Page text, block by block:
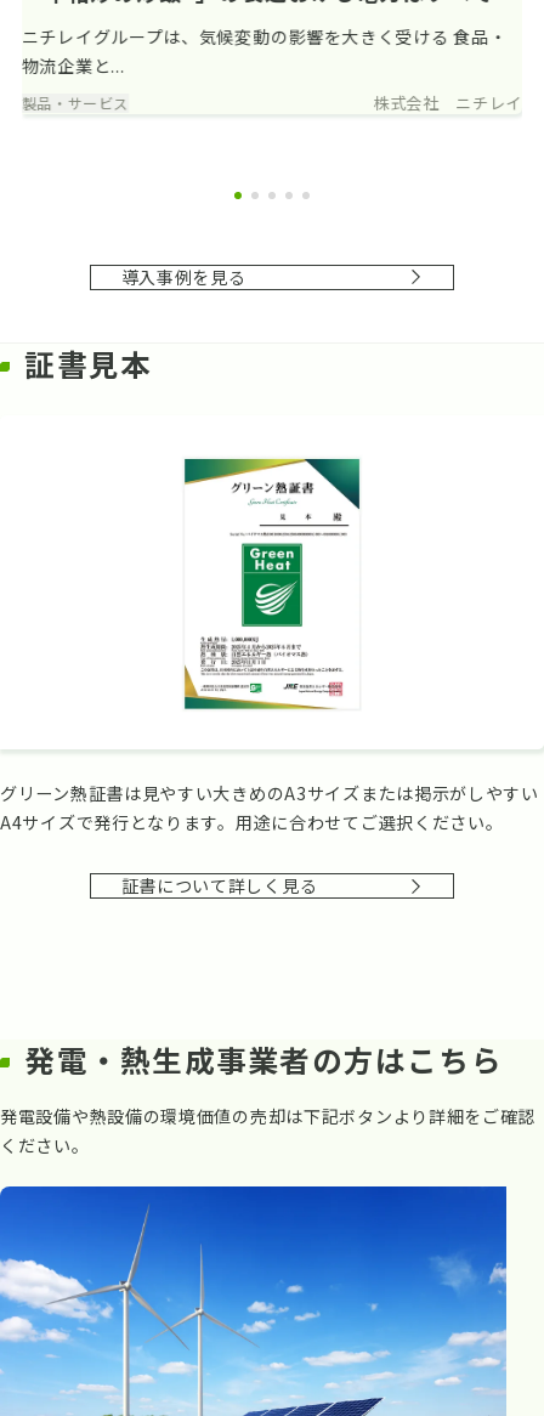
リーン電力
ニチレイグループは、気候変動の影響を大きく受ける 食品・
物流企業と...
製品・サービス 株式会社 ニチレイ
導入事例を見る
証書見本
グリーン熱証書は見やすい大きめのA3サイズまたは掲示がしやすい
A4サイズで発行となります。用途に合わせてご選択ください。
証書について詳しく見る
発電・熱生成事業者の方はこちら
発電設備や熱設備の環境価値の売却は下記ボタンより詳細をご確認
ください。